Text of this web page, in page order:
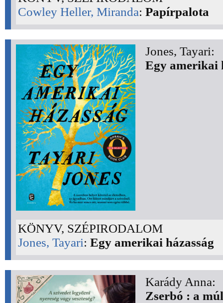
Cowley Heller, Miranda: Papírpalota
Jones, Tayari:
Egy amerikai
KÖNYV, SZÉPIRODALOM
Jones, Tayari: Egy amerikai házasság
Karády Anna:
Zserbó : a